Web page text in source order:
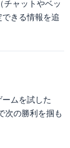
ャットやベッ
きる情報を追
ムを試した
次の勝利を掴も